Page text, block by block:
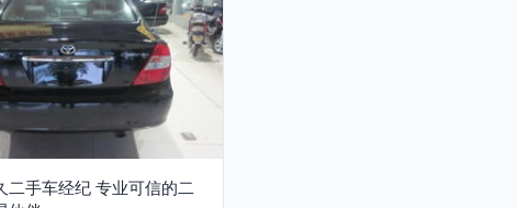
二手车经纪 专业可信的二